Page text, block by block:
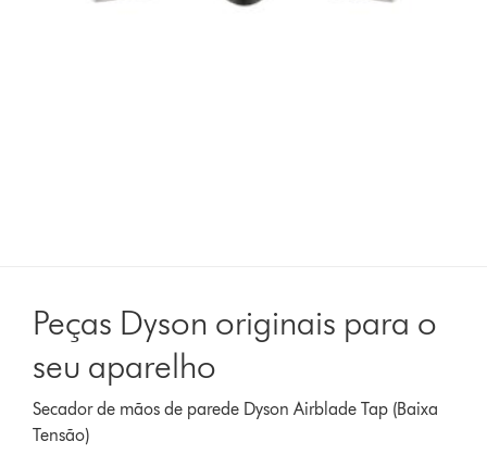
Peças Dyson originais para o
seu aparelho
Secador de mãos de parede Dyson Airblade Tap (Baixa
Tensão)